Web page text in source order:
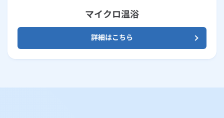
マイクロ温浴
詳細はこちら